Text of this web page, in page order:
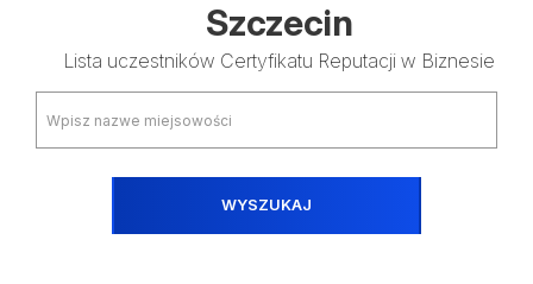
Szczecin
Lista uczestników Certyfikatu Reputacji w Biznesie
WYSZUKAJ